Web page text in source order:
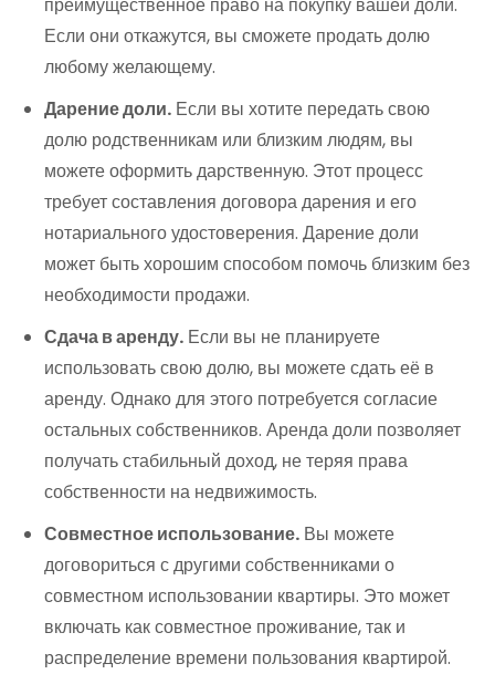
преимущественное право на покупку вашей доли.
Если они откажутся, вы сможете продать долю
любому желающему.
Дарение доли. Если вы хотите передать свою
долю родственникам или близким людям, вы
можете оформить дарственную. Этот процесс
требует составления договора дарения и его
нотариального удостоверения. Дарение доли
может быть хорошим способом помочь близким без
необходимости продажи.
Сдача в аренду. Если вы не планируете
использовать свою долю, вы можете сдать её в
аренду. Однако для этого потребуется согласие
остальных собственников. Аренда доли позволяет
получать стабильный доход, не теряя права
собственности на недвижимость.
Совместное использование. Вы можете
договориться с другими собственниками о
совместном использовании квартиры. Это может
включать как совместное проживание, так и
распределение времени пользования квартирой.